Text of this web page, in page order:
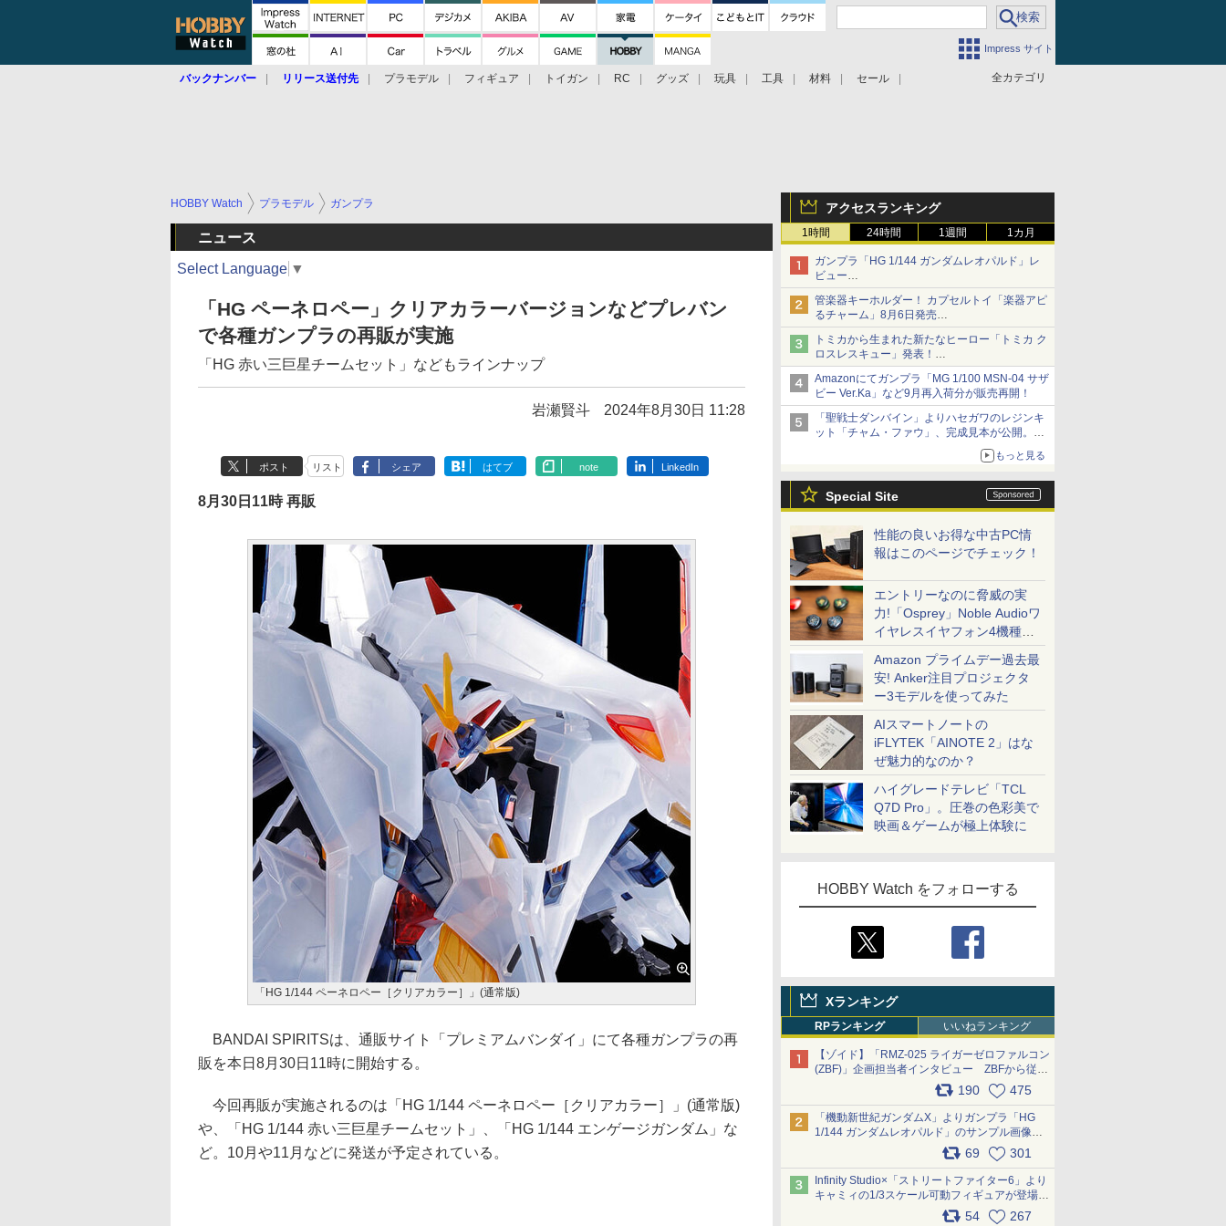
Impress サイト
全カテゴリ
バックナンバー リリース送付先 プラモデル フィギュア トイガン RC グッズ 玩具 工具 材料 セール
アクセスランキング
1時間 24時間 1週間 1カ月
ガンプラ「HG 1/144 ガンダムレオパルド」レ
ビュー
『機動新世紀ガンダムX』30周年！インナーア
ームガトリングの変形機構まで再現し最新フォ
ーマットでキット化！
管楽器キーホルダー！ カプセルトイ「楽器アピ
るチャーム」8月6日発売
チューバ、テナサクなど5種各3色
トミカから生まれた新たなヒーロー「トミカ ク
ロスレスキュー」発表！
詳細は後日公開予定
Amazonにてガンプラ「MG 1/100 MSN-04 サザ
ビー Ver.Ka」など9月再入荷分が販売再開！
「聖戦士ダンバイン」よりハセガワのレジンキ
ット「チャム・ファウ」、完成見本が公開。9
もっと見る
Special Site
性能の良いお得な中古PC情
報はこのページでチェック！
エントリーなのに脅威の実
力!「Osprey」Noble Audioワ
イヤレスイヤフォン4機種を
一気に聴く
Amazon プライムデー過去最
安! Anker注目プロジェクタ
ー3モデルを使ってみた
AIスマートノートの
iFLYTEK「AINOTE 2」はな
ぜ魅力的なのか？
ハイグレードテレビ「TCL
Q7D Pro」。圧巻の色彩美で
映画＆ゲームが極上体験に
HOBBY Watch をフォローする
Xランキング
RPランキング いいねランキング
【ゾイド】「RMZ-025 ライガーゼロファルコン
(ZBF)」企画担当者インタビュー ZBFから従来
デザインまで再現可能なボリューム満点のキッ
ト pic.x.com/6zOqQAQKkX
190 475
「機動新世紀ガンダムX」よりガンプラ「HG
1/144 ガンダムレオパルド」のサンプル画像が
69 301
Infinity Studio×「ストリートファイター6」より
キャミィの1/3スケール可動フィギュアが登場
54 267
HOBBY Watch プラモデル ガンプラ
ニュース
Select Language ▼
「HG ペーネロペー」クリアカラーバージョンなどプレバン
で各種ガンプラの再販が実施
「HG 赤い三巨星チームセット」などもラインナップ
岩瀬賢斗 2024年8月30日 11:28
ポスト リスト シェア はてブ note LinkedIn
8月30日11時 再販
「HG 1/144 ペーネロペー［クリアカラー］」(通常版)
BANDAI SPIRITSは、通販サイト「プレミアムバンダイ」にて各種ガンプラの再
販を本日8月30日11時に開始する。
今回再販が実施されるのは「HG 1/144 ペーネロペー［クリアカラー］」(通常版)
や、「HG 1/144 赤い三巨星チームセット」、「HG 1/144 エンゲージガンダム」な
ど。10月や11月などに発送が予定されている。